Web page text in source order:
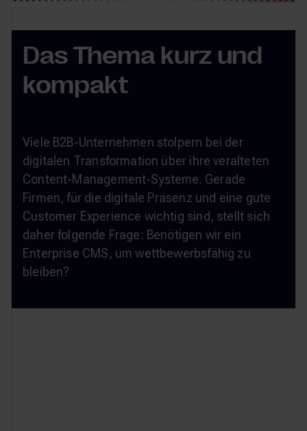
Das Thema kurz und
kompakt
Viele B2B-Unternehmen stolpern bei der
digitalen Transformation über ihre veralteten
Content-Management-Systeme. Gerade
Firmen, für die digitale Präsenz und eine gute
Customer Experience wichtig sind, stellt sich
daher folgende Frage: Benötigen wir ein
Enterprise CMS, um wettbewerbsfähig zu
bleiben?